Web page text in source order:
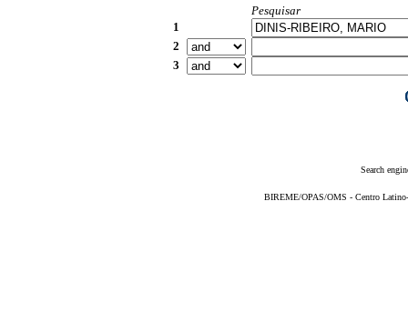
Pesquisar
1
2
3
Search
BIREME/OPAS/OMS - Centro Latino-